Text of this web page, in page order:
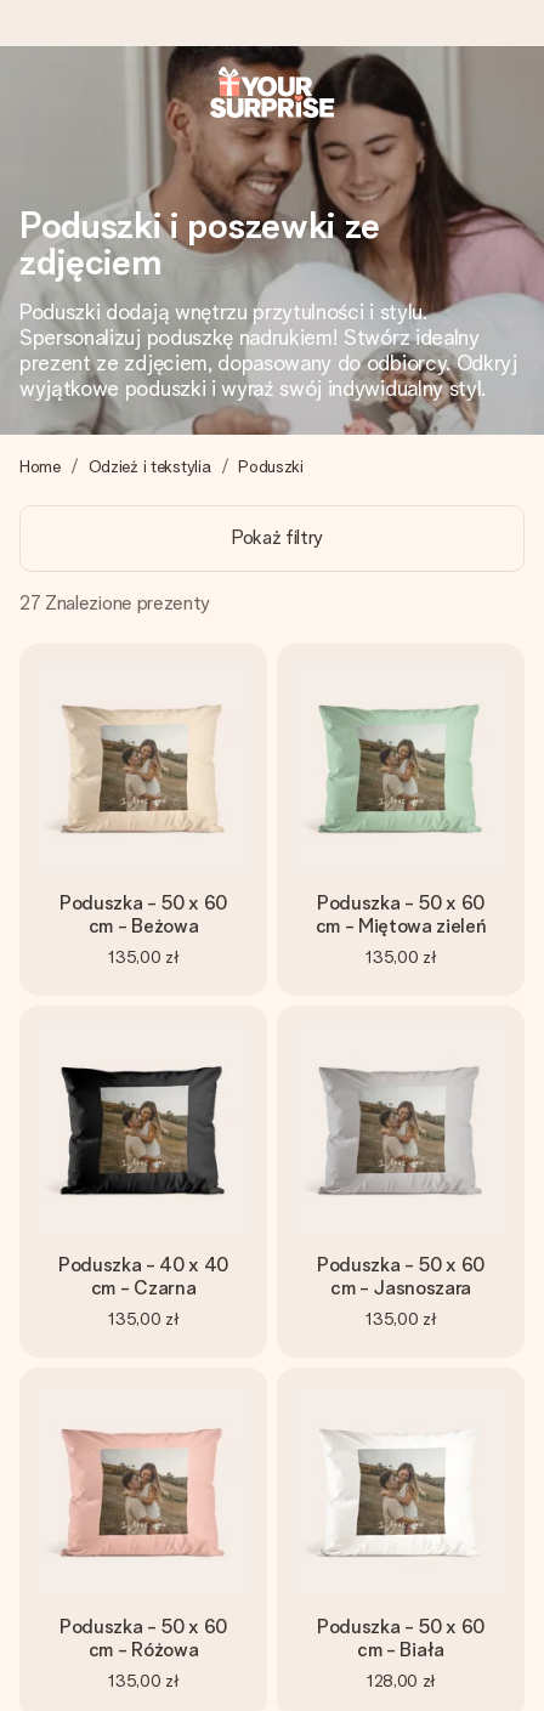
Wysyłka w 1 dzień roboczy
Tworzymy Twój prezent z troską i wysyłamy go w mgnieniu
oka – dzięki czemu możesz go dać dokładnie we
właściwym momencie, kiedy ma to największe znaczenie
4,7 (na podstawie +15 000 opinii)
Nasze prezenty inspirują. Klienci oceniają nas na 4,7 w
Google Reviews.
Stwórz coś wyjątkowego w zaledwie kilku krokach – z jej
imieniem, swoim zdjęciem lub wiadomością, która naprawdę
poruszy serce. Bez problemu, po prostu ogrom miłości na
tę chwilę.
Poduszki i poszewki ze
zdjęciem
Poduszki dodają wnętrzu przytulności i stylu.
Spersonalizuj poduszkę nadrukiem! Stwórz idealny
prezent ze zdjęciem, dopasowany do odbiorcy. Odkryj
wyjątkowe poduszki i wyraź swój indywidualny styl.
Home Odzież i tekstylia Poduszki
Pokaż filtry
27 Znalezione prezenty
Poduszka - 50 x 60
cm - Beżowa
135,00 zł
Poduszka - 50 x 60
cm - Miętowa zieleń
135,00 zł
Poduszka - 40 x 40
cm - Czarna
135,00 zł
Poduszka - 50 x 60
cm - Jasnoszara
135,00 zł
Poduszka - 50 x 60
cm - Różowa
135,00 zł
Poduszka - 50 x 60
cm - Biała
128,00 zł